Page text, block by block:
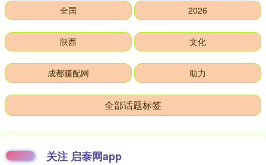
全国 2026
陕西 文化
成都赚配网 助力
全部话题标签
关注 启泰网app